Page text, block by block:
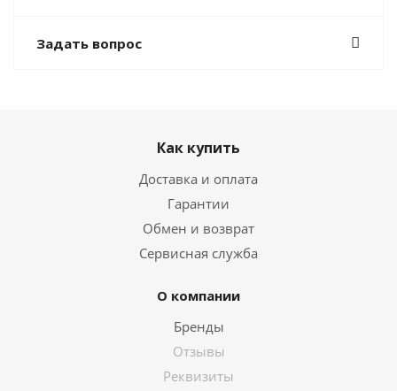
Задать вопрос
Как купить
Доставка и оплата
Гарантии
Обмен и возврат
Сервисная служба
О компании
Бренды
Отзывы
Реквизиты